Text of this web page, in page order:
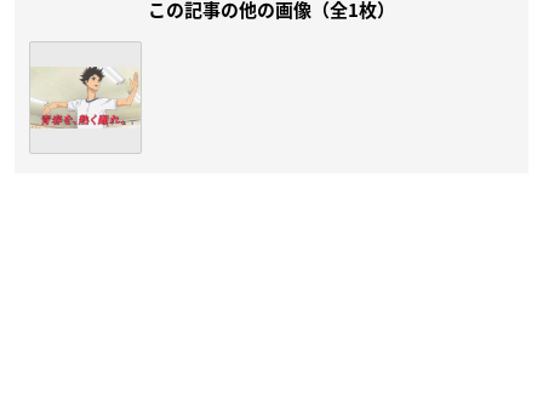
この記事の他の画像（全1枚）